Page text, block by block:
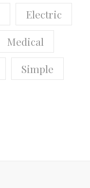
Electric
Medical
Simple